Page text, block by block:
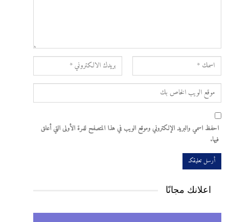
احفظ اسمي والبريد الإلكتروني وموقع الويب في هذا المتصفح للمرة الأولى التي أعلق
فيها.
اعلانك مجانًا